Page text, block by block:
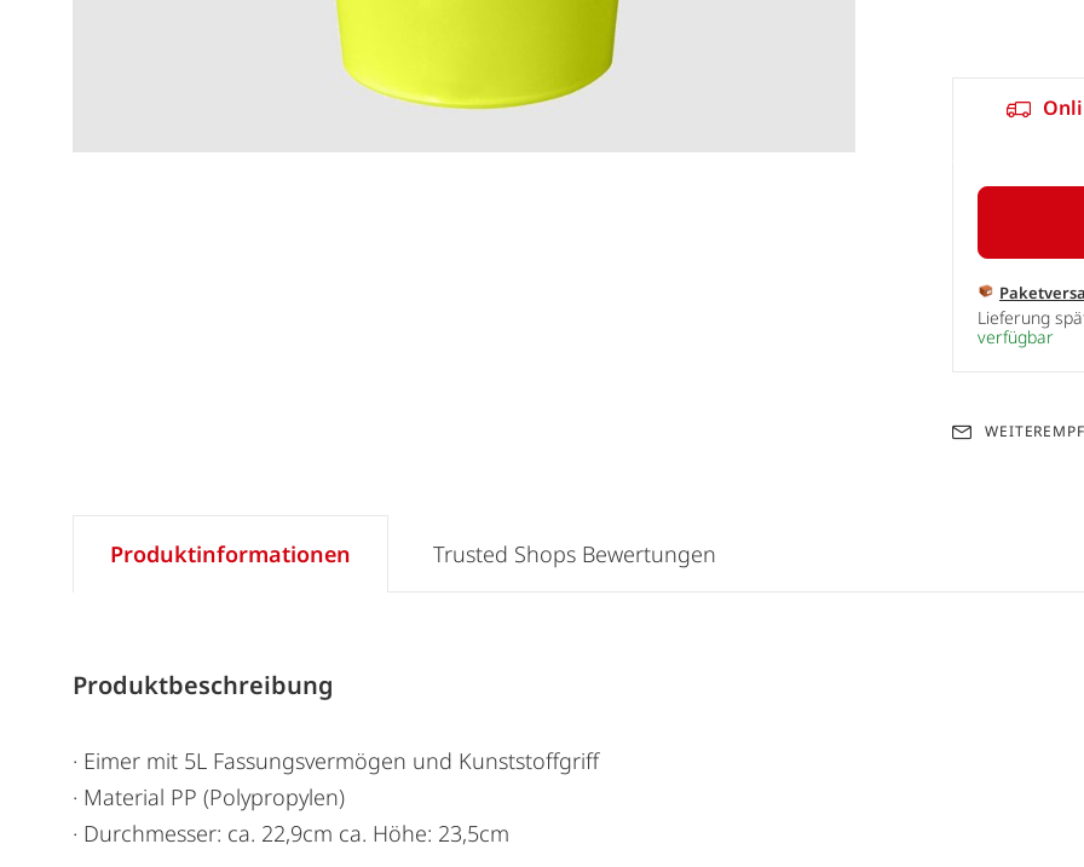
Lieferung
verfügbar
Produktinformationen
Produktbeschreibung
· Eimer mit 5L Fassungsvermögen und Kunststoffgriff
· Material PP (Polypropylen)
· Durchmesser: ca. 22,9cm ca. Höhe: 23,5cm
Trusted Shops Bewertungen